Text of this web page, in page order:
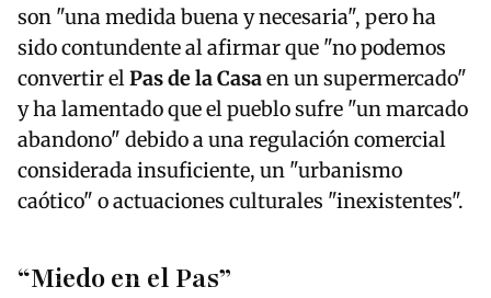
son "una medida buena y necesaria", pero ha
sido contundente al afirmar que "no podemos
convertir elPas de la Casaen un supermercado"
y ha lamentado que el pueblo sufre "un marcado
abandono" debido a una regulación comercial
considerada insuficiente, un "urbanismo
caótico" o actuaciones culturales "inexistentes".
“Miedo en el Pas”